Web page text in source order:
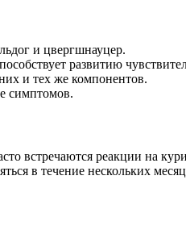
и цвергшнауцер.
развитию
и тех же компонентов.
симптомов.
встречаются реакции на
в течение нескольких